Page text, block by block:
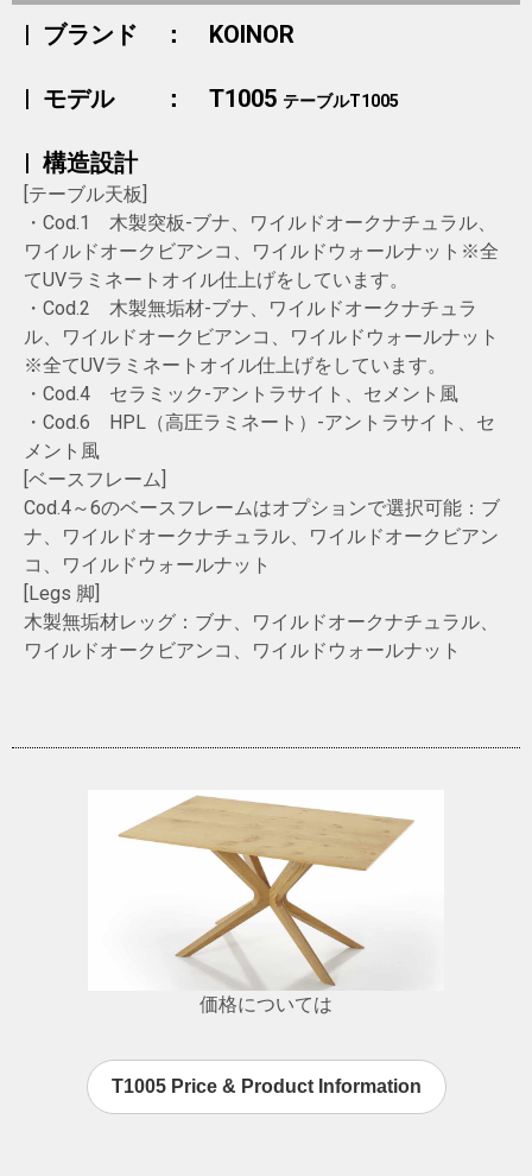
| ブランド ： KOINOR
| モデル ： T1005 テーブルT1005
| 構造設計
[テーブル天板]
・Cod.1 木製突板-ブナ、ワイルドオークナチュラル、
ワイルドオークビアンコ、ワイルドウォールナット※全
てUVラミネートオイル仕上げをしています。
・Cod.2 木製無垢材-ブナ、ワイルドオークナチュラ
ル、ワイルドオークビアンコ、ワイルドウォールナット
※全てUVラミネートオイル仕上げをしています。
・Cod.4 セラミック-アントラサイト、セメント風
・Cod.6 HPL（高圧ラミネート）-アントラサイト、セ
メント風
[ベースフレーム]
Cod.4～6のベースフレームはオプションで選択可能：ブ
ナ、ワイルドオークナチュラル、ワイルドオークビアン
コ、ワイルドウォールナット
[Legs 脚]
木製無垢材レッグ：ブナ、ワイルドオークナチュラル、
ワイルドオークビアンコ、ワイルドウォールナット
価格については
T1005 Price & Product Information